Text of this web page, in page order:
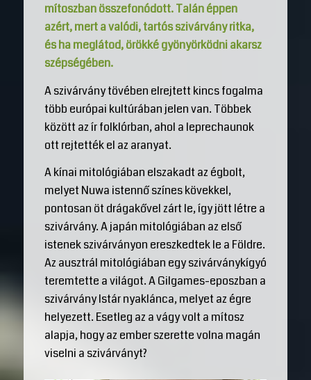
mítoszban összefonódott. Talán éppen
azért, mert a valódi, tartós szivárvány ritka,
és ha meglátod, örökké gyönyörködni akarsz
szépségében.
A szivárvány tövében elrejtett kincs fogalma
több európai kultúrában jelen van. Többek
között az ír folklórban, ahol a leprechaunok
ott rejtették el az aranyat.
A kínai mitológiában elszakadt az égbolt,
melyet Nuwa istennő színes kövekkel,
pontosan öt drágakővel zárt le, így jött létre a
szivárvány. A japán mitológiában az első
istenek szivárványon ereszkedtek le a Földre.
Az ausztrál mitológiában egy szivárványkígyó
teremtette a világot. A Gilgames-eposzban a
szivárvány Istár nyaklánca, melyet az égre
helyezett. Esetleg az a vágy volt a mítosz
alapja, hogy az ember szerette volna magán
viselni a szivárványt?